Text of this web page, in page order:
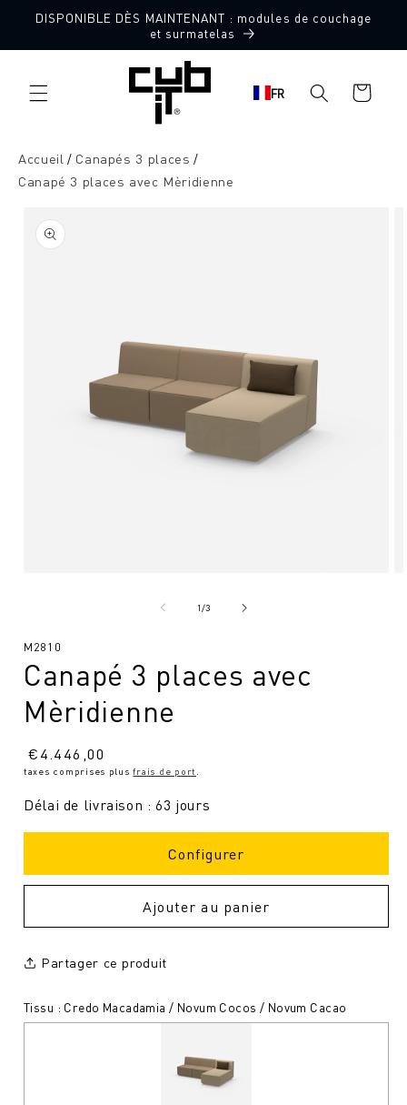
directement
DISPONIBLE DÈS MAINTENANT : modules de couchage
et surmatelas
FR
Panier
d'achat
Accueil
Canapés 3 places
Canapé 3 places avec Mèridienne
sur le
produit
modal
1/de
3
Fabriqué en Allemagne 🖤
SKU
:
M2810
Canapé 3 places avec
Mèridienne
Prix
normal
€4.446,00
taxes comprises plusfrais de port
Délai de livraison : 63 jours
Configurer
Ajouter au panier
Partager ce produit
Tissu : Credo Macadamia / Novum Cocos / Novum Cacao